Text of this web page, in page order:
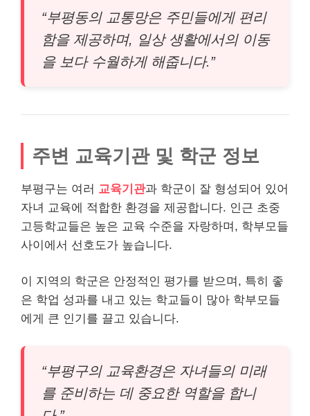
“부평동의 교통망은 주민들에게 편리
함을 제공하며, 일상 생활에서의 이동
을 보다 수월하게 해줍니다.”
주변 교육기관 및 학군 정보
부평구는 여러 교육기관과 학군이 잘 형성되어 있어
자녀 교육에 적합한 환경을 제공합니다. 인근 초중
고등학교들은 높은 교육 수준을 자랑하며, 학부모들
사이에서 선호도가 높습니다.
이 지역의 학군은 안정적인 평가를 받으며, 특히 좋
은 학업 성과를 내고 있는 학교들이 많아 학부모들
에게 큰 인기를 끌고 있습니다.
“부평구의 교육환경은 자녀들의 미래
를 준비하는 데 중요한 역할을 합니